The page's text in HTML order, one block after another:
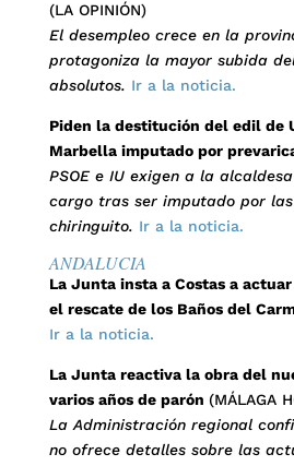
(LA OPINIÓN)
El desempleo crece en la
protagoniza la mayor subida
absolutos. Ir a la noticia.
Piden la destitución del edil de
Marbella imputado por
PSOE e IU exigen a la
cargo tras ser imputado por
chiringuito. Ir a la noticia.
ANDALUCIA
La Junta insta a Costas a
el rescate de los Baños del
Ir a la noticia.
La Junta reactiva la obra del
varios años de parón (MÁLAGA
La Administración regional
no ofrece detalles sobre las